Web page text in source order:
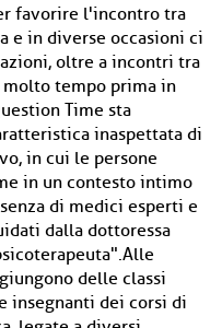
favorire l'incontro tra
e in diverse occasioni ci
oltre a incontri tra
tempo prima in
Time sta
inaspettata di
in cui le persone
in un contesto intimo
di medici esperti e
dalla dottoressa
delle classi
dei corsi di